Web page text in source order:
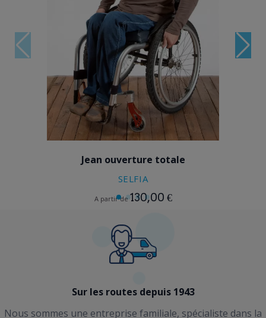
STONE
Jean ouverture totale
SELFIA
A partir de130,00 €
Sur les routes depuis 1943
Nous sommes une entreprise familiale, spécialiste dans la